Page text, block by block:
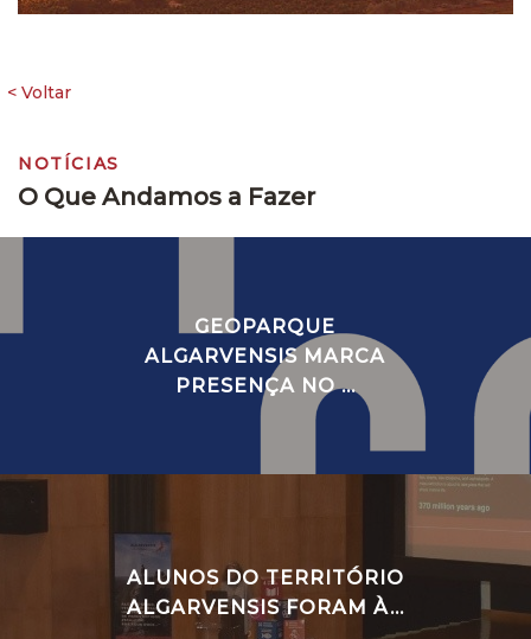
NOTÍCIAS
O Que Andamos a Fazer
GEOPARQUE
ALGARVENSIS MARCA
PRESENÇA NO ...
ALUNOS DO TERRITÓRIO
ALGARVENSIS FORAM À...